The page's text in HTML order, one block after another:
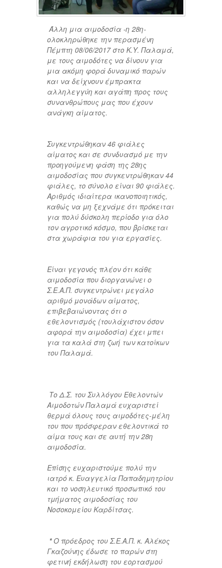
Άλλη μια αιμοδοσία -η 28η-
ολοκληρώθηκε την περασμένη
Πέμπτη 08/06/2017 στο Κ.Υ. Παλαμά,
με τους αιμοδότες να δίνουν για
μια ακόμη φορά δυναμικό παρών
και να δείχνουν έμπρακτα
αλληλεγγύη και αγάπη προς τους
συνανθρώπους μας που έχουν
ανάγκη αίματος.
Συγκεντρώθηκαν 46 φιάλες
αίματος και σε συνδυασμό με την
προηγούμενη φάση της 28ης
αιμοδοσίας που συγκεντρώθηκαν 44
φιάλες, το σύνολο είναι 90 φιάλες.
Αριθμός ιδιαίτερα ικανοποιητικός,
καθώς να μη ξεχνάμε ότι πρόκειται
για πολύ δύσκολη περίοδο για όλο
τον αγροτικό κόσμο, που βρίσκεται
στα χωράφια του για εργασίες.
Είναι γεγονός πλέον ότι κάθε
αιμοδοσία που διοργανώνει ο
Σ.Ε.Α.Π. συγκεντρώνει μεγάλο
αριθμό μονάδων αίματος,
επιβεβαιώνοντας ότι ο
εθελοντισμός (τουλάχιστον όσον
αφορά την αιμοδοσία) έχει μπει
για τα καλά στη ζωή των κατοίκων
του Παλαμά.
Το Δ.Σ. του Συλλόγου Εθελοντών
Αιμοδοτών Παλαμά ευχαριστεί
θερμά όλους τους αιμοδότες-μέλη
του που πρόσφεραν εθελοντικά το
αίμα τους και σε αυτή την 28η
αιμοδοσία.
Επίσης ευχαριστούμε πολύ την
ιατρό κ. Ευαγγελία Παπαδημητρίου
και το νοσηλευτικό προσωπικό του
τμήματος αιμοδοσίας του
Νοσοκομείου Καρδίτσας.
*Ο πρόεδρος του Σ.Ε.Α.Π. κ. Αλέκος
Γκαζούνης έδωσε το παρών στη
φετινή εκδήλωση του εορτασμού